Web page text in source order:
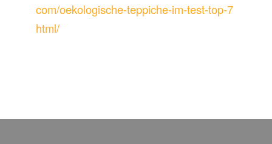
com/oekologische-teppiche-im-test-top-7
html/